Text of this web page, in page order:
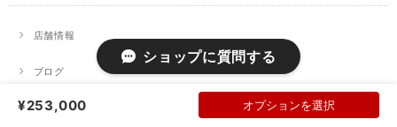
店舗情報
ブログ
お問い合わせ
¥253,000 オプションを選択
ショップに質問する